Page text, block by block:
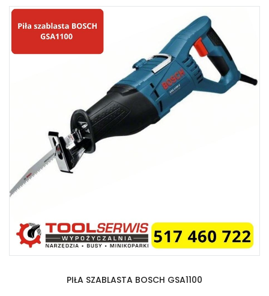
PIŁA SZABLASTA BOSCH GSA1100